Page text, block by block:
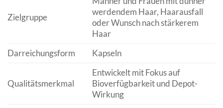
Zielgruppe
werdendem Haar, Haarausfall
oder Wunsch nach stärkerem
Haar
Darreichungsform
Kapseln
Qualitätsmerkmal
Entwickelt mit Fokus auf
Bioverfügbarkeit und Depot-
Wirkung